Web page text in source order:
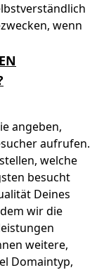
wenn
angeben,
aufrufen.
welche
besucht
Deines
wir die
weitere,
Domaintyp,